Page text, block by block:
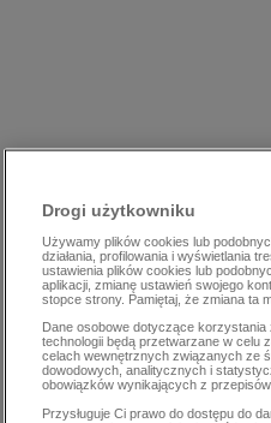
Drogi użytkowniku
Używamy plików cookies lub
działania, profilowania i wyświetlania
ustawienia plików cookies lub
aplikacji, zmianę ustawień swojego
stopce strony. Pamiętaj, że zmiana ta
Dane osobowe dotyczące
technologii będą przetwarzane w celu
celach wewnętrznych związanych ze
dowodowych, analitycznych i
obowiązków wynikających z
Przysługuje Ci prawo do dostępu do